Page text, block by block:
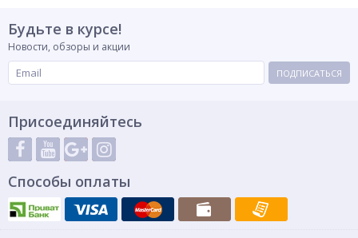
Будьте в курсе!
Новости, обзоры и акции
ПОДПИСАТЬСЯ
Присоединяйтесь
Способы оплаты